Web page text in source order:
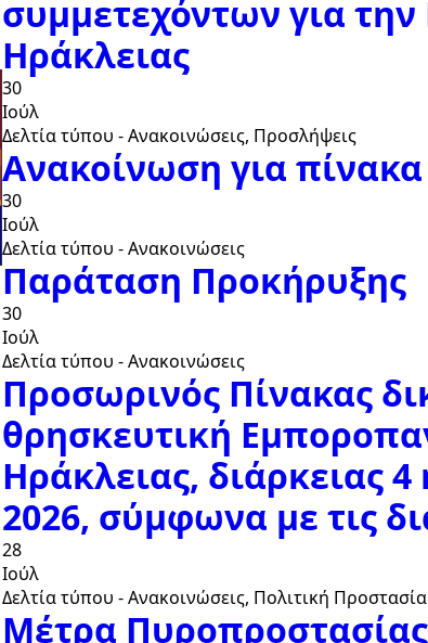
συμμετεχόντων για
Ηράκλειας
30
Ιούλ
Δελτία τύπου - Ανακοινώσεις Προσλήψεις
Ανακοίνωση για
30
Ιούλ
Δελτία τύπου - Ανακοινώσεις
Παράταση Προκήρυξης
30
Ιούλ
Δελτία τύπου - Ανακοινώσεις
Προσωρινός Πίνακας
θρησκευτική
Ηράκλειας, διάρκειας
2026, σύμφωνα με τις
28
Ιούλ
Δελτία τύπου - Ανακοινώσεις Πολιτική Προστασία
Μέτρα